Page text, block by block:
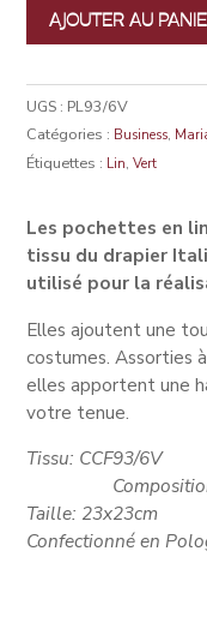
AJOUTER AU
UGS : PL93/6V
Catégories : Business,
Étiquettes : Lin,Vert
Les pochettes en
tissu du drapier
utilisé pour la
Elles ajoutent une
costumes. Assorties
elles apportent une
votre tenue.
Tissu:
Composition:
Taille: 23x23cm
Confectionné en